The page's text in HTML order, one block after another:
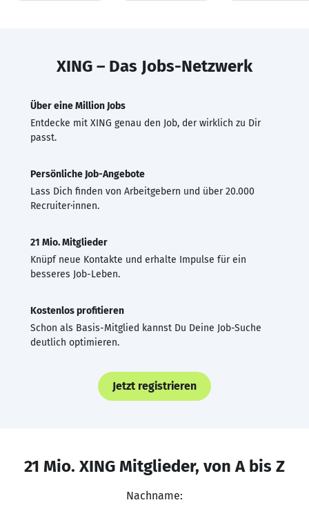
XING – Das Jobs-Netzwerk
Über eine Million Jobs
Entdecke mit XING genau den Job, der wirklich zu Dir
passt.
Persönliche Job-Angebote
Lass Dich finden von Arbeitgebern und über 20.000
Recruiter·innen.
21 Mio. Mitglieder
Knüpf neue Kontakte und erhalte Impulse für ein
besseres Job-Leben.
Kostenlos profitieren
Schon als Basis-Mitglied kannst Du Deine Job-Suche
deutlich optimieren.
Jetzt registrieren
21 Mio. XING Mitglieder, von A bis Z
Nachname: